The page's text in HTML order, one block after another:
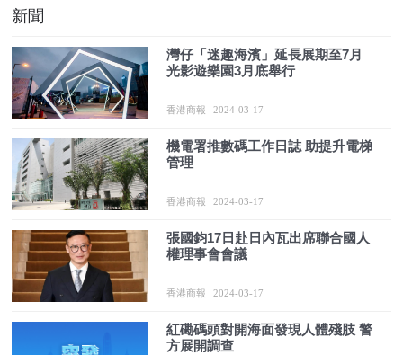
新聞
灣仔「迷趣海濱」延長展期至7月
光影遊樂園3月底舉行
香港商報 2024-03-17
機電署推數碼工作日誌 助提升電梯
管理
香港商報 2024-03-17
張國鈞17日赴日內瓦出席聯合國人
權理事會會議
香港商報 2024-03-17
紅磡碼頭對開海面發現人體殘肢 警
方展開調查